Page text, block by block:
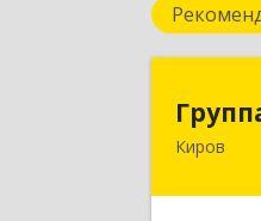
Киров